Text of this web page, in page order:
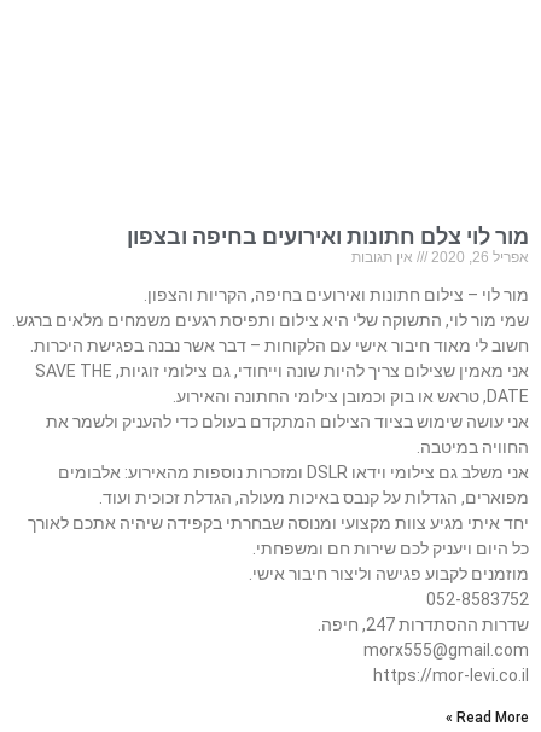
מור לוי צלם חתונות ואירועים בחיפה ובצפון
אפריל 26, 2020 אין תגובות
מור לוי – צילום חתונות ואירועים בחיפה, הקריות והצפון.
שמי מור לוי, התשוקה שלי היא צילום ותפיסת רגעים משמחים מלאים ברגש.
חשוב לי מאוד חיבור אישי עם הלקוחות – דבר אשר נבנה בפגישת היכרות.
אני מאמין שצילום צריך להיות שונה וייחודי, גם צילומי זוגיות, SAVE THE
DATE, טראש או בוק וכמובן צילומי החתונה והאירוע.
אני עושה שימוש בציוד הצילום המתקדם בעולם כדי להעניק ולשמר את
החוויה במיטבה.
אני משלב גם צילומי וידאו DSLR ומזכרות נוספות מהאירוע: אלבומים
מפוארים, הגדלות על קנבס באיכות מעולה, הגדלת זכוכית ועוד.
יחד איתי מגיע צוות מקצועי ומנוסה שבחרתי בקפידה שיהיה אתכם לאורך
כל היום ויעניק לכם שירות חם ומשפחתי.
מוזמנים לקבוע פגישה וליצור חיבור אישי.
052-8583752
שדרות ההסתדרות 247, חיפה.
morx555@gmail.com
https://mor-levi.co.il
Read More »